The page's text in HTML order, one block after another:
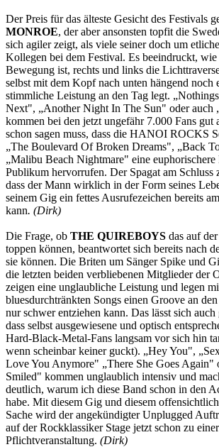
Der Preis für das älteste Gesicht des Festivals
MONROE, der aber ansonsten topfit die
sich agiler zeigt, als viele seiner doch um
Kollegen bei dem Festival. Es beeindruckt, wie
Bewegung ist, rechts und links die
selbst mit dem Kopf nach unten hängend noch
stimmliche Leistung an den Tag legt.
Next", „Another Night In The Sun" oder auch
kommen bei den jetzt ungefähr 7.000 Fans gut
schon sagen muss, dass die HANOI ROCKS
„The Boulevard Of Broken Dreams", „Back
„Malibu Beach Nightmare" eine
Publikum hervorrufen. Der Spagat am Schluss
dass der Mann wirklich in der Form seines
seinem Gig ein fettes Ausrufezeichen bereits
kann. (Dirk)
Die Frage, ob THE QUIREBOYS das auf
toppen können, beantwortet sich bereits nach
sie können. Die Briten um Sänger Spike und
die letzten beiden verbliebenen Mitglieder der
zeigen eine unglaubliche Leistung und legen
bluesdurchtränkten Songs einen Groove an
nur schwer entziehen kann. Das lässt sich auch
dass selbst ausgewiesene und optisch
Hard-Black-Metal-Fans langsam vor sich hin
wenn scheinbar keiner guckt). „Hey You",
Love You Anymore" „There She Goes Again"
Smiled" kommen unglaublich intensiv und
deutlich, warum ich diese Band schon in den
habe. Mit diesem Gig und diesem
Sache wird der angekündigter Unplugged
auf der Rockklassiker Stage jetzt schon zu einer
Pflichtveranstaltung. (Dirk)